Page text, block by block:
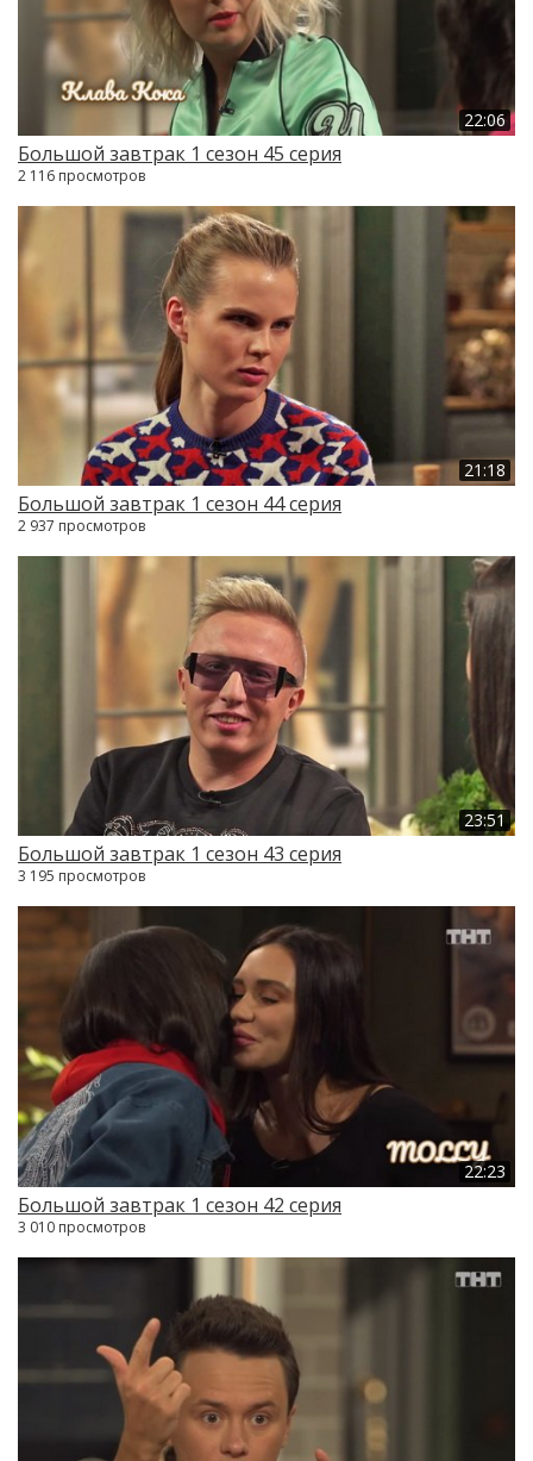
22:06
Большой завтрак 1 сезон 45 серия
2 116 просмотров
21:18
Большой завтрак 1 сезон 44 серия
2 937 просмотров
23:51
Большой завтрак 1 сезон 43 серия
3 195 просмотров
22:23
Большой завтрак 1 сезон 42 серия
3 010 просмотров